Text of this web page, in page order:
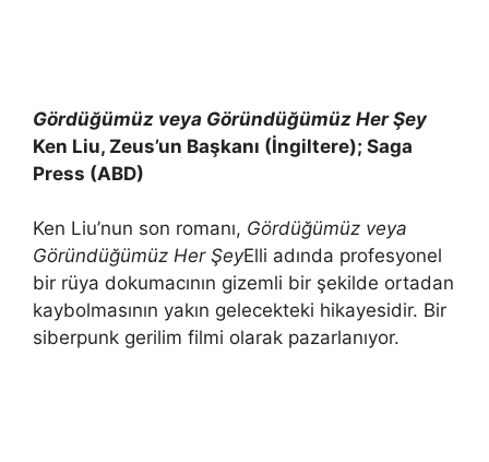
Gördüğümüz veya Göründüğümüz Her Şey
Ken Liu, Zeus’un Başkanı (İngiltere); Saga
Press (ABD)
Ken Liu’nun son romanı, Gördüğümüz veya
Göründüğümüz Her ŞeyElli adında profesyonel
bir rüya dokumacının gizemli bir şekilde ortadan
kaybolmasının yakın gelecekteki hikayesidir. Bir
siberpunk gerilim filmi olarak pazarlanıyor.